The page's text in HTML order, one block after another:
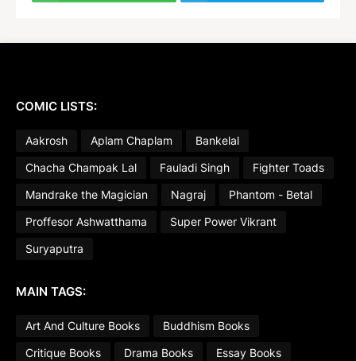
COMIC LISTS:
Aakrosh Aplam Chaplam
Bankelal
Chacha Champak Lal
Fauladi Singh
Fighter Toads
Mandrake the Magician
Nagraj
Phantom - Betal
Proffesor Ashwatthama
Super Power Vikrant
Suryaputra
MAIN TAGS:
Art And Culture Books
Buddhism Books
Critique Books
Drama Books
Essay Books